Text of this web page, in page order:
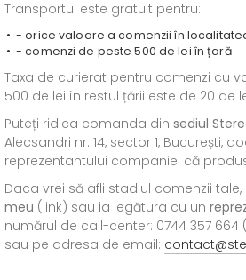
Transportul este gratuit pentru:
- orice valoare a comenzii în
- comenzi de peste 500 de lei în țară
Taxa de curierat pentru comenzi cu
500 de lei în restul țării este de 20 de
Puteți ridica comanda din sediul
Alecsandri nr. 14, sector 1, București,
reprezentantului companiei că
Daca vrei să afli stadiul comenzii tale,
meu (link) sau ia legătura cu un
numărul de call-center: 0744 357 664
sau pe adresa de email: